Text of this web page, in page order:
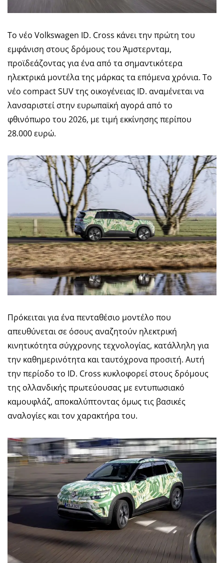
Το νέο Volkswagen ID. Cross κάνει την πρώτη του
εμφάνιση στους δρόμους του Άμστερνταμ,
προϊδεάζοντας για ένα από τα σημαντικότερα
ηλεκτρικά μοντέλα της μάρκας τα επόμενα χρόνια. Το
νέο compact SUV της οικογένειας ID. αναμένεται να
λανσαριστεί στην ευρωπαϊκή αγορά από το
φθινόπωρο του 2026, με τιμή εκκίνησης περίπου
28.000 ευρώ.
Πρόκειται για ένα πενταθέσιο μοντέλο που
απευθύνεται σε όσους αναζητούν ηλεκτρική
κινητικότητα σύγχρονης τεχνολογίας, κατάλληλη για
την καθημερινότητα και ταυτόχρονα προσιτή. Αυτή
την περίοδο το ID. Cross κυκλοφορεί στους δρόμους
της ολλανδικής πρωτεύουσας με εντυπωσιακό
καμουφλάζ, αποκαλύπτοντας όμως τις βασικές
αναλογίες και τον χαρακτήρα του.